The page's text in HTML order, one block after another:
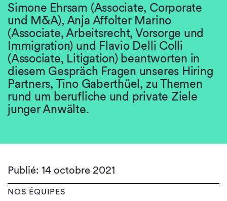
Simone Ehrsam (Associate, Corporate
und M&A), Anja Affolter Marino
(Associate, Arbeitsrecht, Vorsorge und
Immigration) und Flavio Delli Colli
(Associate, Litigation) beantworten in
diesem Gespräch Fragen unseres Hiring
Partners, Tino Gaberthüel, zu Themen
rund um berufliche und private Ziele
junger Anwälte.
Publié: 14 octobre 2021
NOS ÉQUIPES